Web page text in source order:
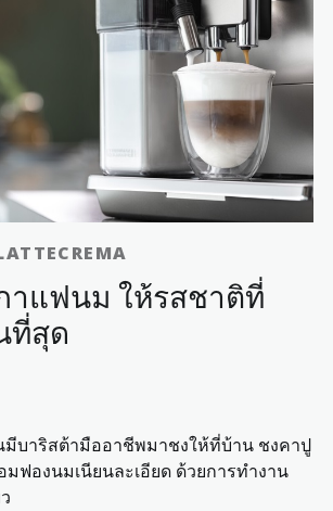
าแฟนม ให้รสชาติที่
ที่สุด
บาริสต้ามืออาชีพมาชงให้ที่บ้าน ชงคาปู
ฟองนมเนียนละเอียด ด้วยการทำงาน